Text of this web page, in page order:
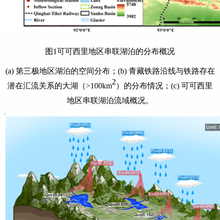
图1可可西里地区串联湖泊的分布概况
(a) 第三极地区湖泊的空间分布；(b) 青藏铁路沿线与铁路存在
潜在汇流关系的大湖（>100km2）的分布情况；(c) 可可西里
地区串联湖泊流域概况。